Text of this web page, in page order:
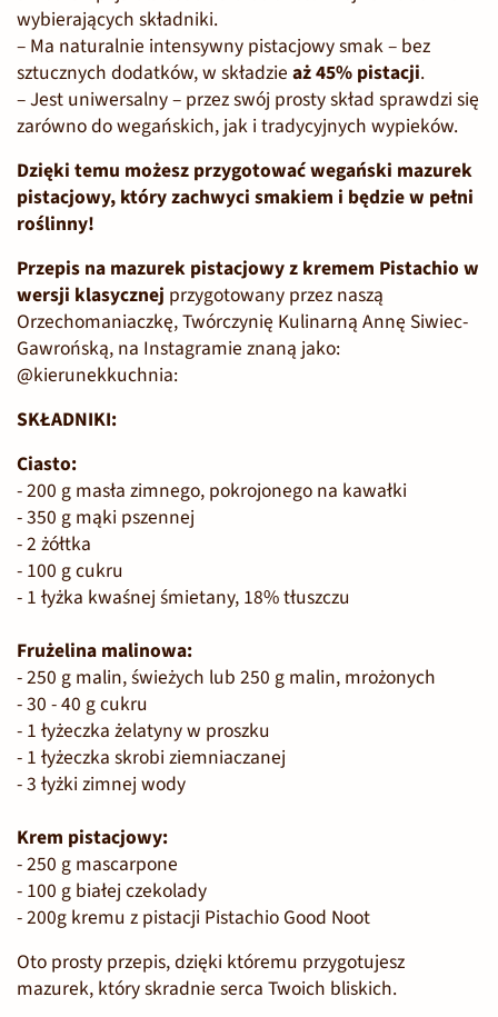
wybierających składniki.
– Ma naturalnie intensywny pistacjowy smak – bez
sztucznych dodatków, w składzie aż 45% pistacji.
– Jest uniwersalny – przez swój prosty skład sprawdzi się
zarówno do wegańskich, jak i tradycyjnych wypieków.
Dzięki temu możesz przygotować wegański mazurek
pistacjowy, który zachwyci smakiem i będzie w pełni
roślinny!
Przepis na mazurek pistacjowy z kremem Pistachio w
wersji klasycznej przygotowany przez naszą
Orzechomaniaczkę, Twórczynię Kulinarną Annę Siwiec-
Gawrońską, na Instagramie znaną jako:
@kierunekkuchnia:
SKŁADNIKI:
Ciasto:
- 200 g masła zimnego, pokrojonego na kawałki
- 350 g mąki pszennej
- 2 żółtka
- 100 g cukru
- 1 łyżka kwaśnej śmietany, 18% tłuszczu
Frużelina malinowa:
- 250 g malin, świeżych lub 250 g malin, mrożonych
- 30 - 40 g cukru
- 1 łyżeczka żelatyny w proszku
- 1 łyżeczka skrobi ziemniaczanej
- 3 łyżki zimnej wody
Krem pistacjowy:
- 250 g mascarpone
- 100 g białej czekolady
- 200g kremu z pistacji Pistachio Good Noot
Oto prosty przepis, dzięki któremu przygotujesz
mazurek, który skradnie serca Twoich bliskich.